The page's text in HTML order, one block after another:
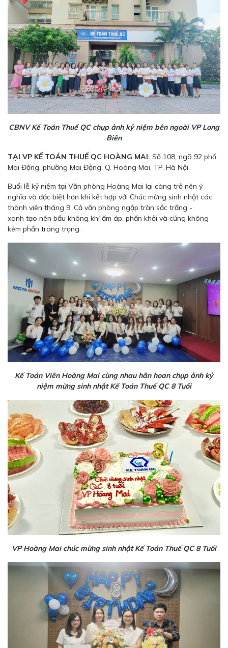
CBNV Kế Toán Thuế QC chụp ảnh kỷ niệm bên ngoài VP Long
Biên
TẠI VP KẾ TOÁN THUẾ QC HOÀNG MAI: Số 108, ngõ 92 phố
Mai Động, phường Mai Động, Q. Hoàng Mai, TP. Hà Nội.
Buổi lễ kỷ niệm tại Văn phòng Hoàng Mai lại càng trở nên ý
nghĩa và đặc biệt hơn khi kết hợp với Chúc mừng sinh nhật các
thành viên tháng 9. Cả văn phòng ngập tràn sắc trắng -
xanh tạo nên bầu không khí ấm áp, phấn khởi và cũng không
kém phần trang trọng.
Kế Toán Viên Hoàng Mai cùng nhau hân hoan chụp ảnh kỷ
niệm mừng sinh nhật Kế Toán Thuế QC 8 Tuổi
VP Hoàng Mai chúc mừng sinh nhật Kế Toán Thuế QC 8 Tuổi